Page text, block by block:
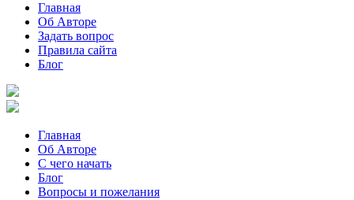
Главная
Об Авторе
Задать вопрос
Правила сайта
Блог
Главная
Об Авторе
С чего начать
Блог
Вопросы и пожелания